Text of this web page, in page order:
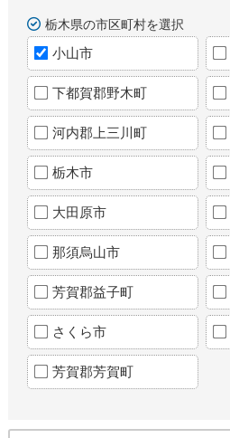
栃木県の市区町村を選択
小山市
下都賀郡野木町
河内郡上三川町
栃木市
大田原市
那須烏山市
芳賀郡益子町
さくら市
芳賀郡芳賀町